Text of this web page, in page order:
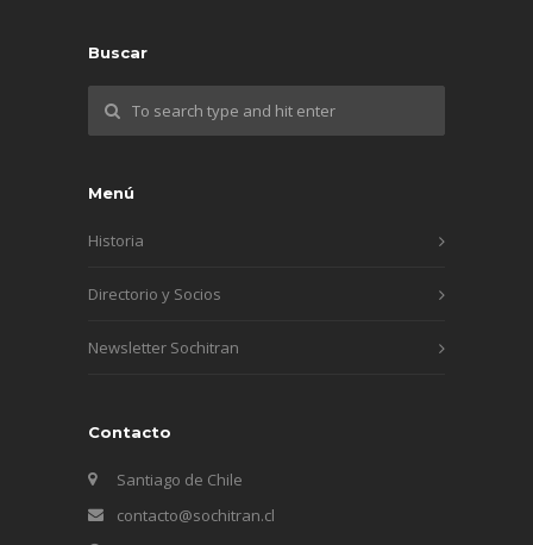
Buscar
Menú
Historia
Directorio y Socios
Newsletter Sochitran
Contacto
Santiago de Chile
contacto@sochitran.cl